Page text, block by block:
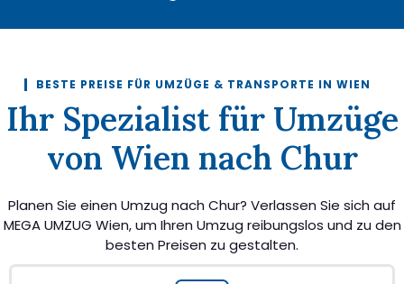
BESTE PREISE FÜR UMZÜGE & TRANSPORTE IN WIEN
Ihr Spezialist für Umzüge
von Wien nach Chur
Planen Sie einen Umzug nach Chur? Verlassen Sie sich auf
MEGA UMZUG Wien, um Ihren Umzug reibungslos und zu den
besten Preisen zu gestalten.